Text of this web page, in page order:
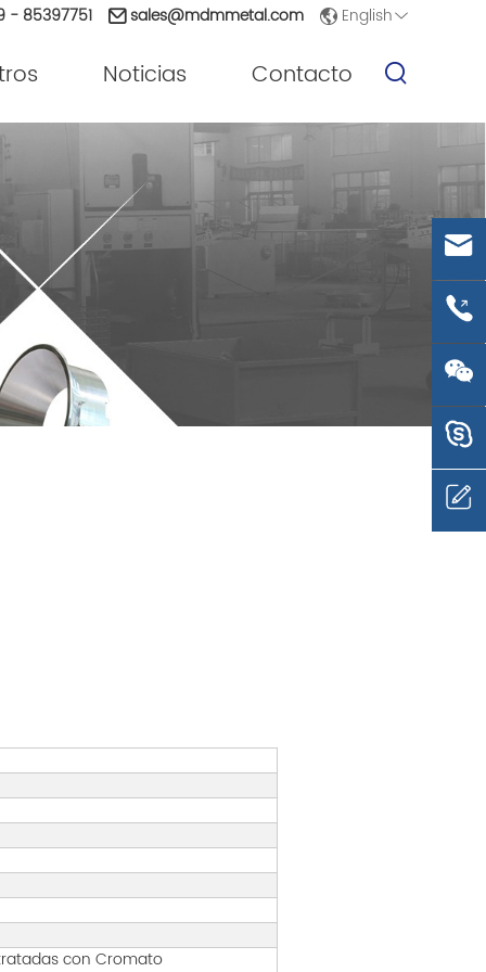
English
sales@mdmmetal.com
85397751
Noticias Contacto
con Cromato